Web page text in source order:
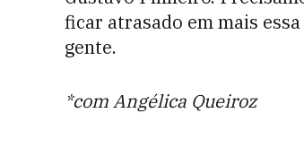
ficar atrasado em mais
gente.
*com Angélica Queiroz